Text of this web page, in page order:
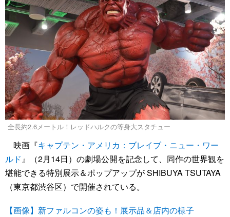
全長約2.6メートル！レッドハルクの等身大スタチュー
映画『キャプテン・アメリカ：ブレイブ・ニュー・ワー
ルド』（2月14日）の劇場公開を記念して、同作の世界観を
堪能できる特別展示＆ポップアップが SHIBUYA TSUTAYA
（東京都渋谷区）で開催されている。
【画像】新ファルコンの姿も！展示品＆店内の様子